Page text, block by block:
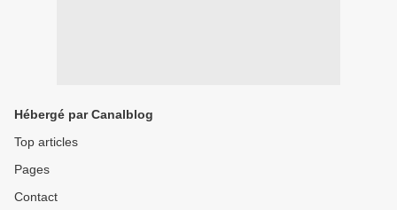
Hébergé par Canalblog
Top articles
Pages
Contact